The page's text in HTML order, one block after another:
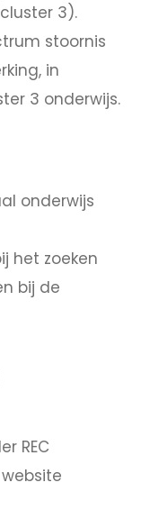
3).
stoornis
in
3 onderwijs.
onderwijs
het zoeken
bij de
REC